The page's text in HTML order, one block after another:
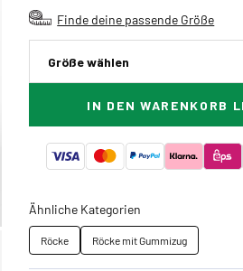
Finde deine passende Größe
Größe wählen
IN DEN WARENKORB
Ähnliche Kategorien
Röcke Röcke mit Gummizug